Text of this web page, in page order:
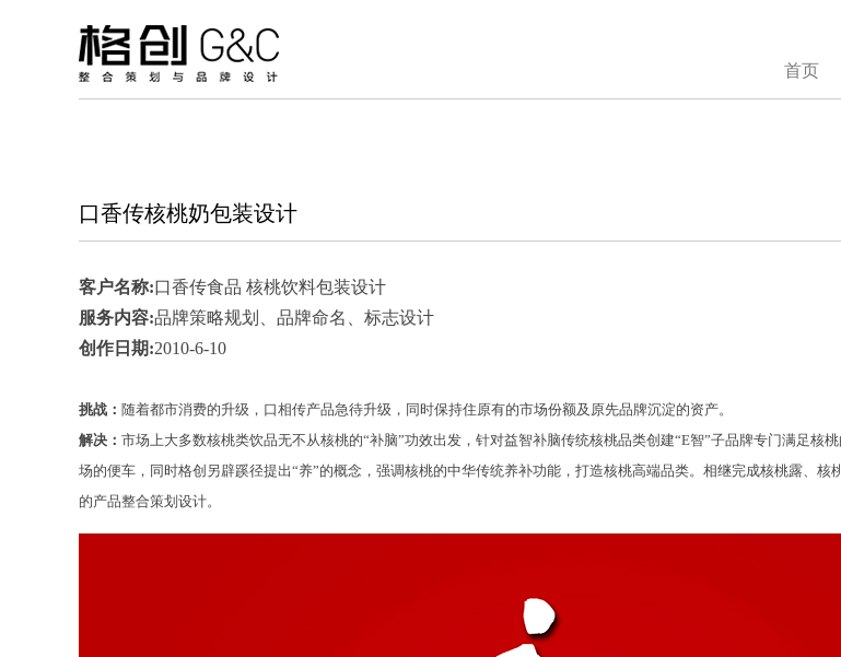
首页
口香传核桃奶包装设计
客户名称:口香传食品 核桃饮料包装设计
服务内容:品牌策略规划、品牌命名、标志设计
创作日期:2010-6-10
挑战： 随着都市消费的升级，口相传产品急待升级，同时保持住原有的市场份额及原先品牌沉淀的资产。
解决： 市场上大多数核桃类饮品无不从核桃的“补脑”功效出发，针对益智补脑传统核桃品类创建“E智”子品牌专门满足核
场的便车，同时格创另辟蹊径提出“养”的概念，强调核桃的中华传统养补功能，打造核桃高端品类。相继完成核桃露、核
的产品整合策划设计。